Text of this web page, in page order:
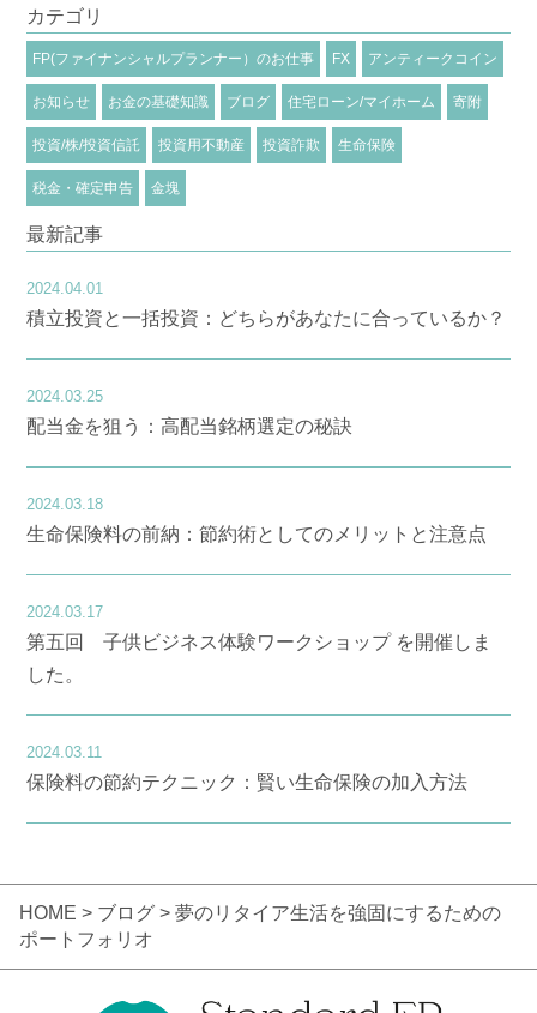
カテゴリ
FP(ファイナンシャルプランナー）のお仕事 FX アンティークコイン
お知らせ お金の基礎知識 ブログ 住宅ローン/マイホーム 寄附
投資/株/投資信託 投資用不動産 投資詐欺 生命保険
税金・確定申告 金塊
最新記事
2024.04.01
積立投資と一括投資：どちらがあなたに合っているか？
2024.03.25
配当金を狙う：高配当銘柄選定の秘訣
2024.03.18
生命保険料の前納：節約術としてのメリットと注意点
2024.03.17
第五回 子供ビジネス体験ワークショップ を開催しま
した。
2024.03.11
保険料の節約テクニック：賢い生命保険の加入方法
HOME > ブログ > 夢のリタイア生活を強固にするための
ポートフォリオ